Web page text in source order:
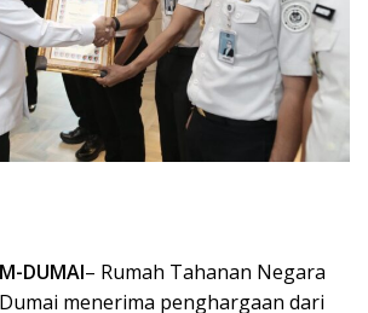
DUMAI– Rumah Tahanan Negara
menerima penghargaan dari